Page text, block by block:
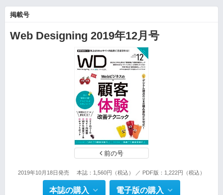
掲載号
Web Designing 2019年12月号
前の号
2019年10月18日発売 本誌：1,560円（税込） ／ PDF版：1,222円（税込）
本誌の購入 電子版の購入